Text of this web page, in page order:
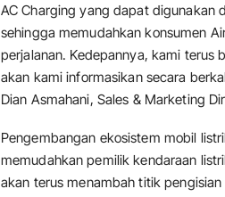
AC Charging yang dapat digunakan
sehingga memudahkan konsumen
perjalanan. Kedepannya, kami terus
akan kami informasikan secara
Dian Asmahani, Sales & Marketing
Pengembangan ekosistem mobil
memudahkan pemilik kendaraan
akan terus menambah titik